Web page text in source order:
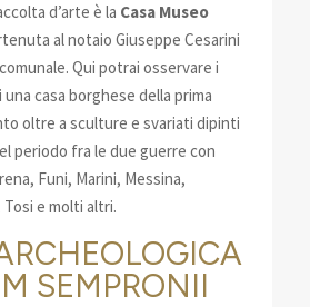
d’arte è la Casa Museo
al notaio Giuseppe Cesarini
Qui potrai osservare i
casa borghese della prima
oltre a sculture e svariati dipinti
periodo fra le due guerre con
Funi, Marini, Messina,
e molti altri.
SEMPRONII